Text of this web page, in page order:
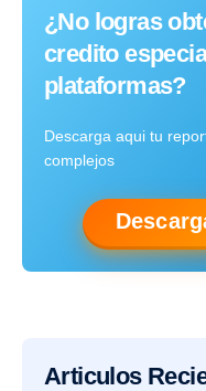
¿No logras
credito
plataformas?
Descarga aqui tu
complejos
Articulos